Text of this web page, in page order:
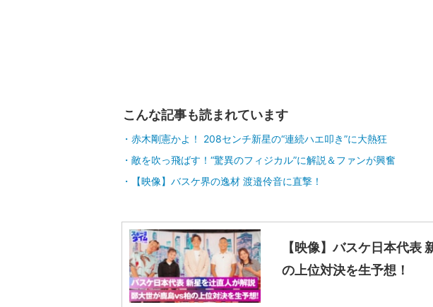
こんな記事も読まれています
赤木剛憲かよ！ 208センチ新星の“連続ハエ叩き”に大熱狂
敵を吹っ飛ばす！“驚異のフィジカル”に解説＆ファンが興奮
【映像】バスケ界の逸材 渡邉伶音に直撃！
【映像】バスケ日本代表
の上位対決を生予想！